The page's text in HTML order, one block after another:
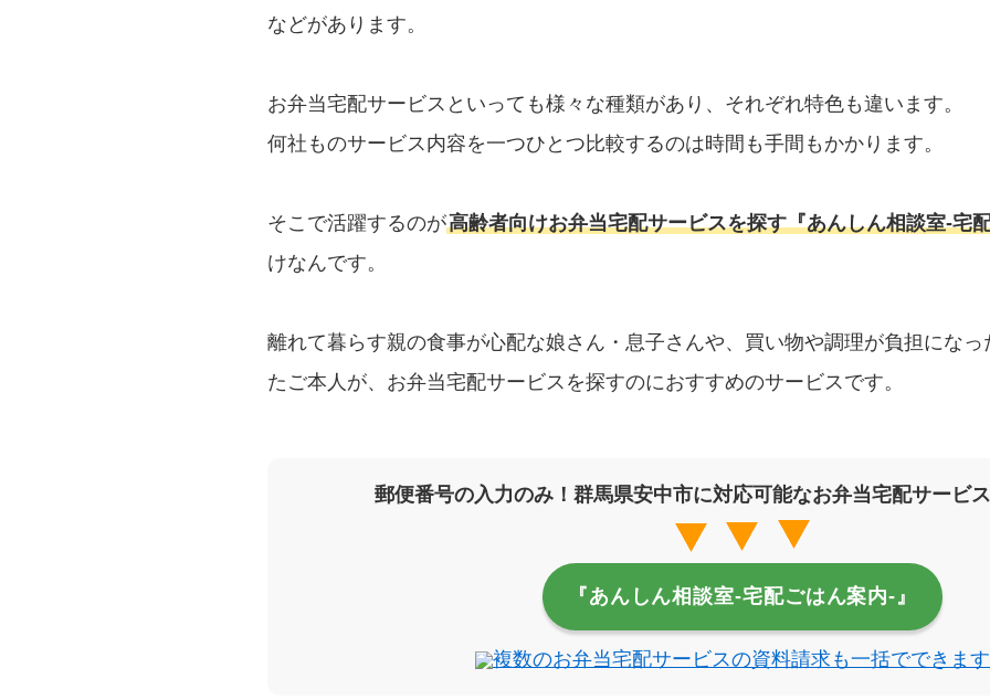
などがあります。
お弁当宅配サービスといっても様々な種類があり、それぞれ特色も違います。
何社ものサービス内容を一つひとつ比較するのは時間も手間もかかります。
そこで活躍するのが高齢者向けお弁当宅配サービスを探す『あんしん相談室‐宅
けなんです。
離れて暮らす親の食事が心配な娘さん・息子さんや、買い物や調理が負担になっ
たご本人が、お弁当宅配サービスを探すのにおすすめのサービスです。
郵便番号の入力のみ！群馬県安中市に対応可能なお弁当宅配サービ
『あんしん相談室‐宅配ごはん案内‐』
複数のお弁当宅配サービスの資料請求も一括でできます